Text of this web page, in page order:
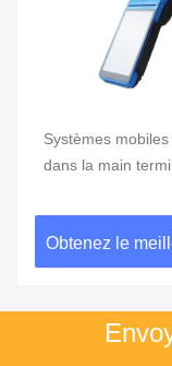
Systèmes
dans la main
position du BORD
5800mAh de
NFC de FBI
Obtenez le